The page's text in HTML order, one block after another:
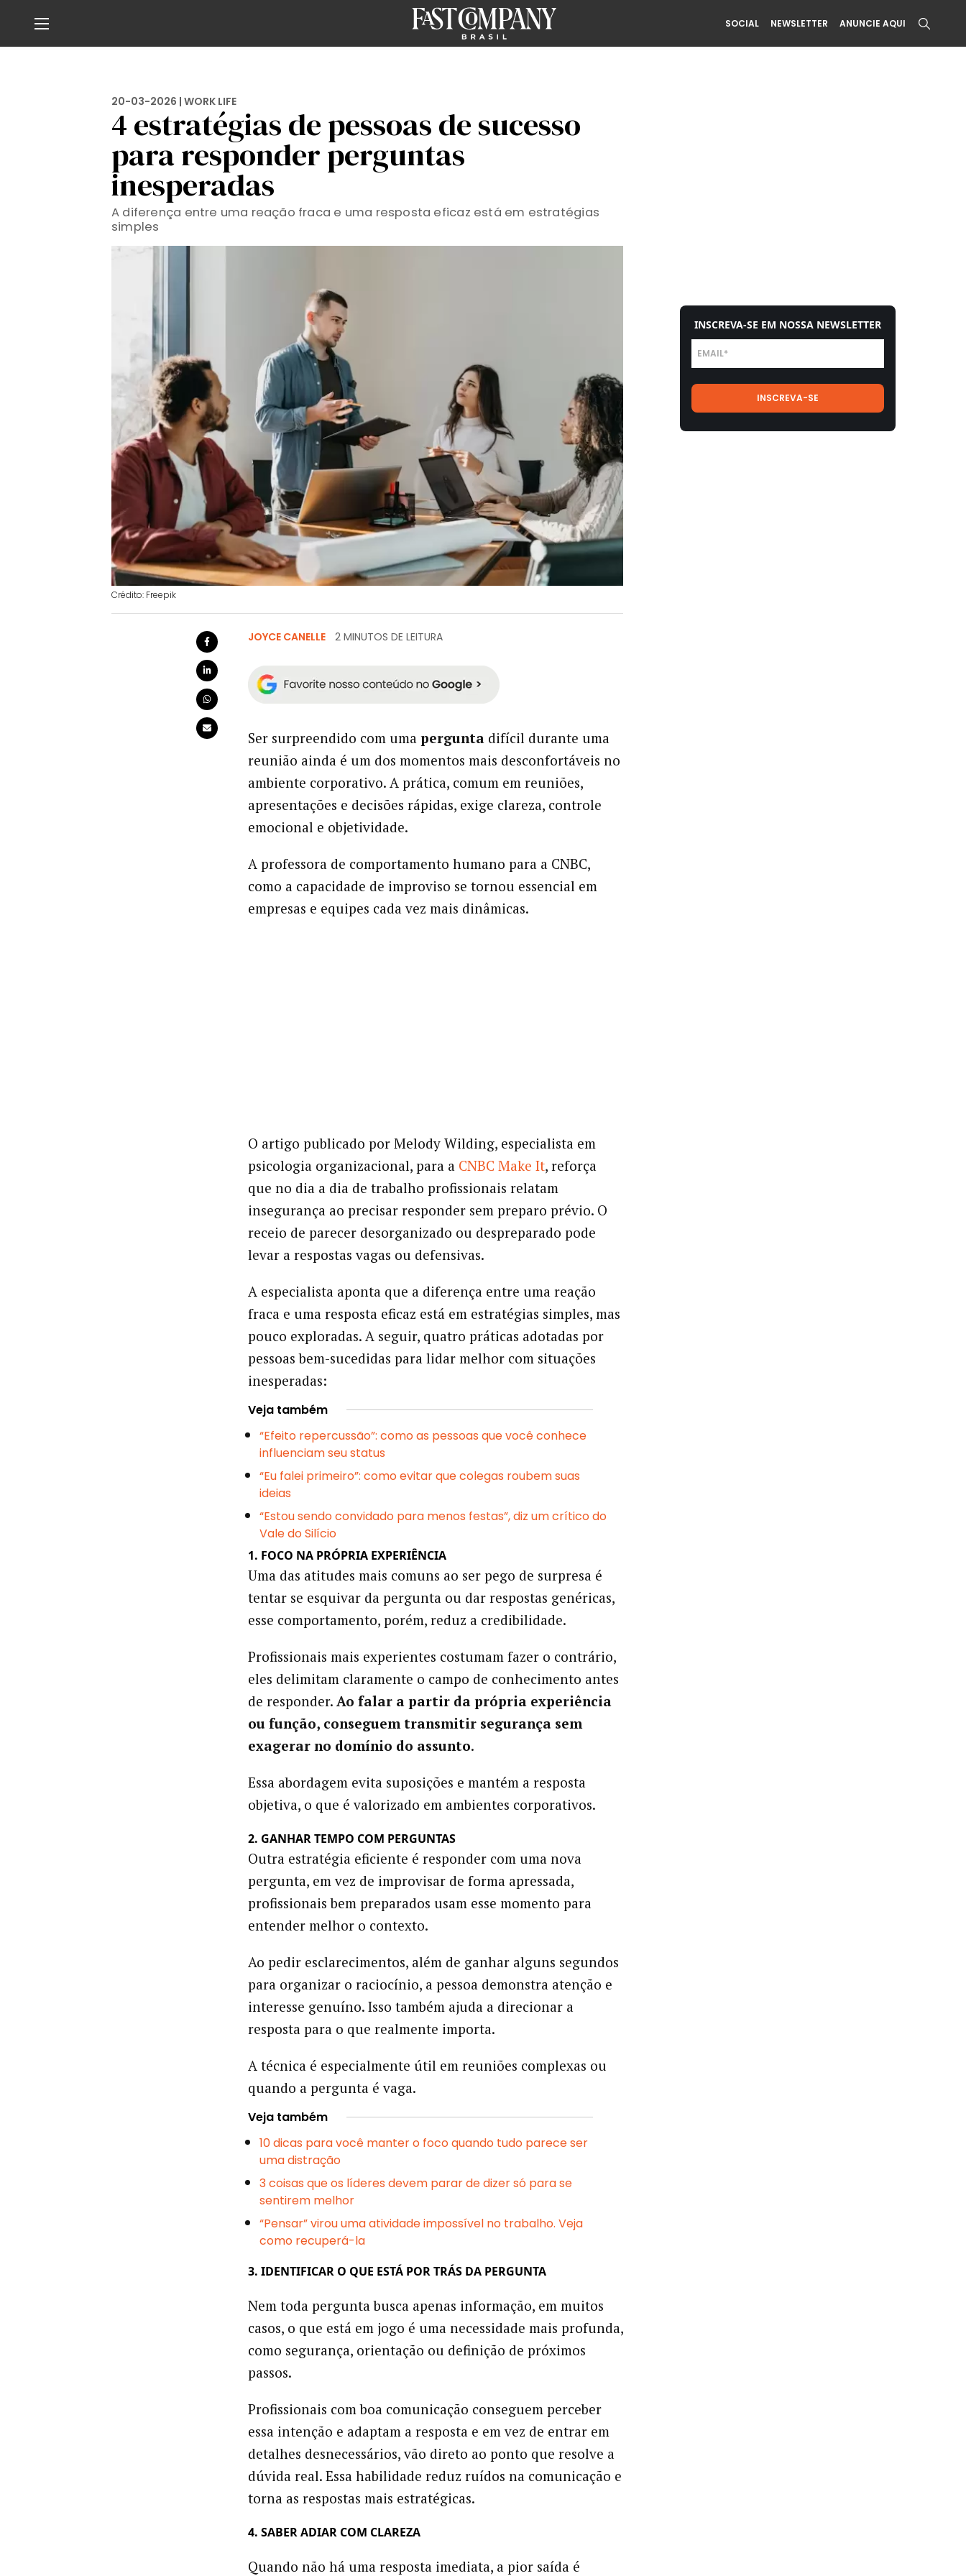
SOCIAL NEWSLETTER ANUNCIE AQUI
20-03-2026 | WORK LIFE
4 estratégias de pessoas de sucesso
para responder perguntas
inesperadas
A diferença entre uma reação fraca e uma resposta eficaz está em estratégias
simples
Crédito: Freepik
JOYCE CANELLE 2 MINUTOS DE LEITURA
Ser surpreendido com uma pergunta difícil durante uma
reunião ainda é um dos momentos mais desconfortáveis no
ambiente corporativo. A prática, comum em reuniões,
apresentações e decisões rápidas, exige clareza, controle
emocional e objetividade.
A professora de comportamento humano para a CNBC,
como a capacidade de improviso se tornou essencial em
empresas e equipes cada vez mais dinâmicas.
O artigo publicado por Melody Wilding, especialista em
psicologia organizacional, para a CNBC Make It, reforça
que no dia a dia de trabalho profissionais relatam
insegurança ao precisar responder sem preparo prévio. O
receio de parecer desorganizado ou despreparado pode
levar a respostas vagas ou defensivas.
A especialista aponta que a diferença entre uma reação
fraca e uma resposta eficaz está em estratégias simples, mas
pouco exploradas. A seguir, quatro práticas adotadas por
pessoas bem-sucedidas para lidar melhor com situações
inesperadas:
Veja também
“Efeito repercussão”: como as pessoas que você conhece
influenciam seu status
“Eu falei primeiro”: como evitar que colegas roubem suas
ideias
“Estou sendo convidado para menos festas”, diz um crítico do
Vale do Silício
1. FOCO NA PRÓPRIA EXPERIÊNCIA
Uma das atitudes mais comuns ao ser pego de surpresa é
tentar se esquivar da pergunta ou dar respostas genéricas,
esse comportamento, porém, reduz a credibilidade.
Profissionais mais experientes costumam fazer o contrário,
eles delimitam claramente o campo de conhecimento antes
de responder. Ao falar a partir da própria experiência
ou função, conseguem transmitir segurança sem
exagerar no domínio do assunto.
Essa abordagem evita suposições e mantém a resposta
objetiva, o que é valorizado em ambientes corporativos.
2. GANHAR TEMPO COM PERGUNTAS
Outra estratégia eficiente é responder com uma nova
pergunta, em vez de improvisar de forma apressada,
profissionais bem preparados usam esse momento para
entender melhor o contexto.
Ao pedir esclarecimentos, além de ganhar alguns segundos
para organizar o raciocínio, a pessoa demonstra atenção e
interesse genuíno. Isso também ajuda a direcionar a
resposta para o que realmente importa.
A técnica é especialmente útil em reuniões complexas ou
quando a pergunta é vaga.
Veja também
10 dicas para você manter o foco quando tudo parece ser
uma distração
3 coisas que os líderes devem parar de dizer só para se
sentirem melhor
“Pensar” virou uma atividade impossível no trabalho. Veja
como recuperá-la
3. IDENTIFICAR O QUE ESTÁ POR TRÁS DA PERGUNTA
Nem toda pergunta busca apenas informação, em muitos
casos, o que está em jogo é uma necessidade mais profunda,
como segurança, orientação ou definição de próximos
passos.
Profissionais com boa comunicação conseguem perceber
essa intenção e adaptam a resposta e em vez de entrar em
detalhes desnecessários, vão direto ao ponto que resolve a
dúvida real. Essa habilidade reduz ruídos na comunicação e
torna as respostas mais estratégicas.
4. SABER ADIAR COM CLAREZA
Quando não há uma resposta imediata, a pior saída é
INSCREVA-SE EM NOSSA NEWSLETTER